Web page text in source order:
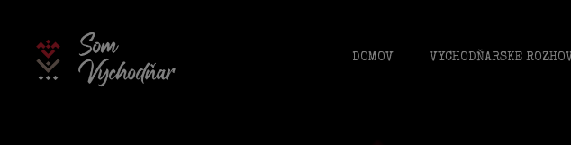
content
DOMOV VYCHODŇARSKE